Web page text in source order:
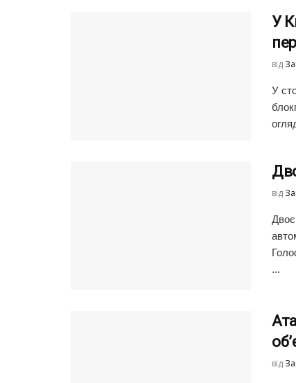
У
від
У
від
Двоє
...
від